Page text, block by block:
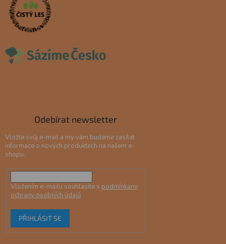
Odebírat newsletter
Vložte svůj e-mail a my vám budeme zasílat
informace o nových produktech na našem e-
shopu.
Vložením e-mailu souhlasíte s podmínkami
ochrany osobních údajů
PŘIHLÁSIT SE